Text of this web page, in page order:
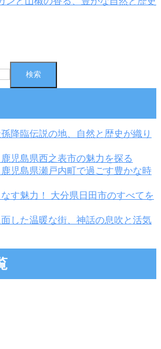
検索
降臨伝説の地、自然と歴史が織り
児島県西之表市の魅力を探る
児島県瀬戸内町で過ごす豊かな時
す魅力！ 大分県日田市のすべてを
した温暖な街、神話の息吹と活気